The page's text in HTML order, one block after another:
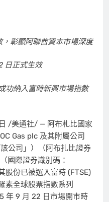
，彰顯阿聯酋資本市場深度
日正式生效
功納入富時新興市場指數
/美通社/ — 阿布札比國家
Gas plc 及其附屬公司
該公司」）（阿布扎比證券
國際證券識別碼：
股份已被選入富時 (FTSE)
素全球股票指數系列
年 9 月 22 日市場開市時